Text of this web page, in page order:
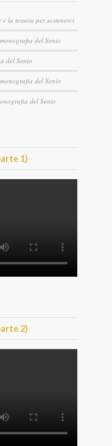
la tessera per sostenerci
del Senio
del Senio
del Senio
del Senio
1)
2)